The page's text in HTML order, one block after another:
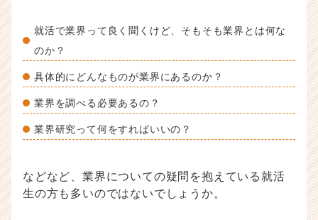
事
チ
ャ
ー・
成
業
か
就活で業界って良く聞くけど、そもそも業界とは何な
のか？
具体的にどんなものが業界にあるのか？
業界を調べる必要あるの？
業界研究って何をすればいいの？
などなど、業界についての疑問を抱えている就活
生の方も多いのではないでしょうか。